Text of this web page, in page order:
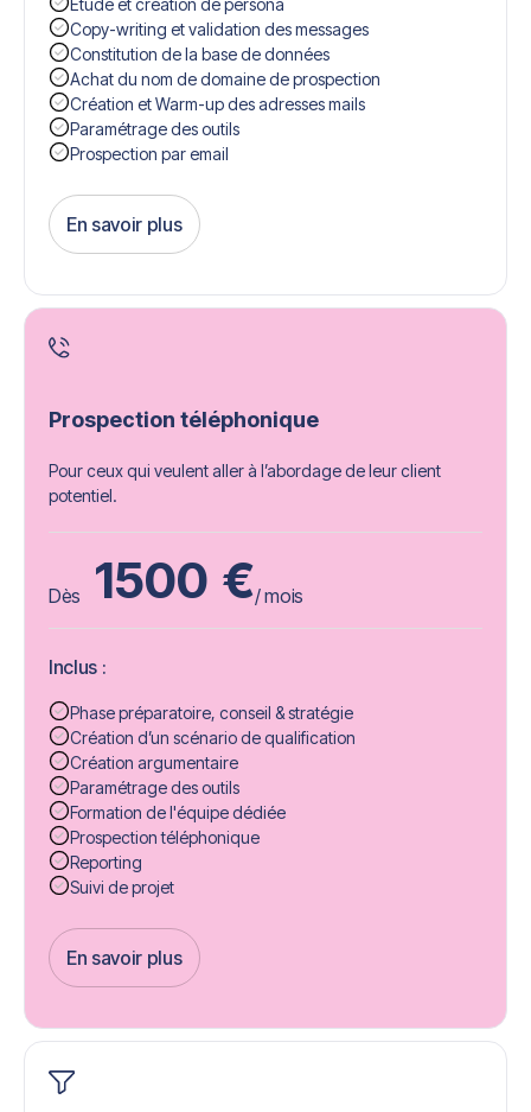
Étude et création de persona
Copy-writing et validation des messages
Constitution de la base de données
Achat du nom de domaine de prospection
Création et Warm-up des adresses mails
Paramétrage des outils
Prospection par email
En savoir plus
Get Started
Prospection téléphonique
Pour ceux qui veulent aller à l’abordage de leur client
potentiel.
Dès 1500 €/ mois
Inclus :
Phase préparatoire, conseil & stratégie
Création d’un scénario de qualification
Création argumentaire
Paramétrage des outils
Formation de l'équipe dédiée
Prospection téléphonique
Reporting
Suivi de projet
En savoir plus
Get Started